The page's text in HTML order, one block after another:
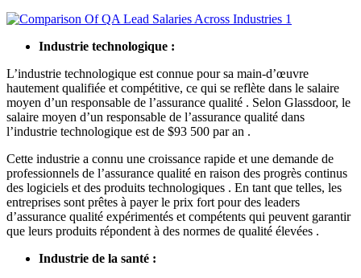
Industrie technologique :
L’industrie technologique est connue pour sa main-d’œuvre
hautement qualifiée et compétitive, ce qui se reflète dans le salaire
moyen d’un responsable de l’assurance qualité . Selon Glassdoor, le
salaire moyen d’un responsable de l’assurance qualité dans
l’industrie technologique est de $93 500 par an .
Cette industrie a connu une croissance rapide et une demande de
professionnels de l’assurance qualité en raison des progrès continus
des logiciels et des produits technologiques . En tant que telles, les
entreprises sont prêtes à payer le prix fort pour des leaders
d’assurance qualité expérimentés et compétents qui peuvent garantir
que leurs produits répondent à des normes de qualité élevées .
Industrie de la santé :